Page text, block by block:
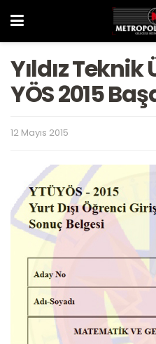
Yıldız
YÖS 2015
12 Mayıs 2015